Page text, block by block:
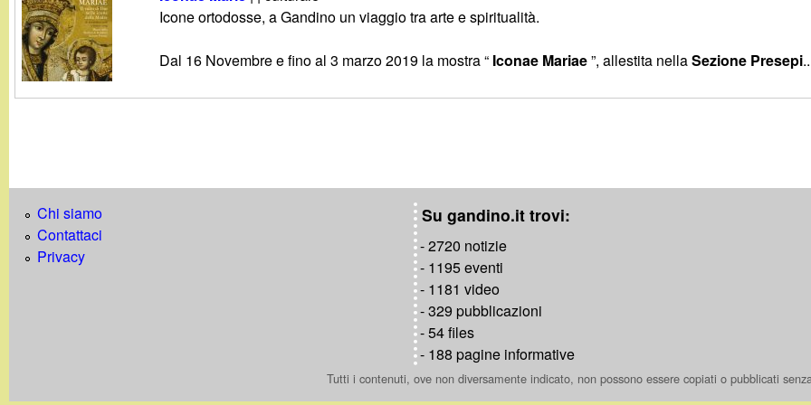
g
a
n
i
n
Icone ortodosse, a Gandino un viaggio tra arte e spiritualità.
Dal 16 Novembre e fino al 3 marzo 2019 la mostra “ Iconae Mariae”, allestita nellaSezione Presepi
Chi siamo
Contattaci
Privacy
Su gandino.it trovi:
- 2720 notizie
- 1195 eventi
- 1181 video
- 329 pubblicazioni
- 54 files
- 188 pagine informative
Tutti i contenuti, ove non diversamente indicato, non possono essere copiati o pubblicati